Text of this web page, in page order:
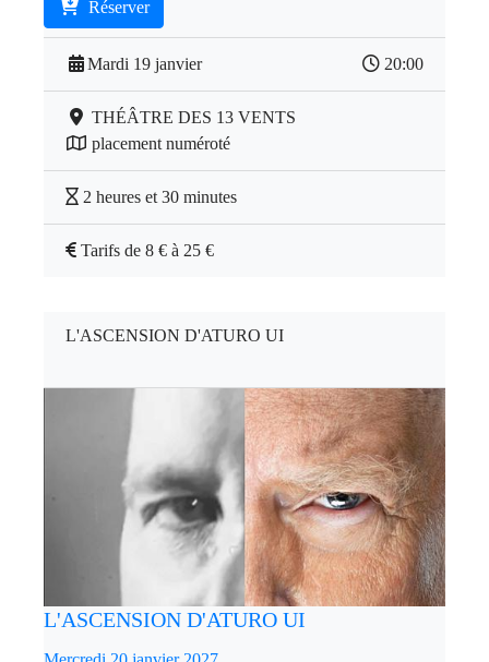
Réserver
Mardi 19 janvier 20:00
THÉÂTRE DES 13 VENTS
placement numéroté
2 heures et 30 minutes
Tarifs de 8 € à 25 €
L'ASCENSION D'ATURO UI
L'ASCENSION D'ATURO UI